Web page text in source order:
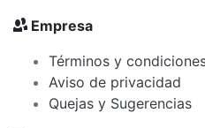
Empresa
Términos y
Aviso de privacidad
Quejas y Sugerencias